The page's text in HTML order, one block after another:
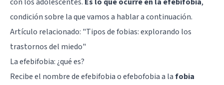
condición sobre la que vamos a hablar a continuación.
Artículo relacionado: "Tipos de fobias: explorando los
trastornos del miedo"
La efebifobia: ¿qué es?
Recibe el nombre de efebifobia o efebofobia a lafobia